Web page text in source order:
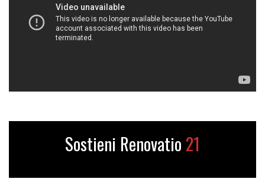
Sostieni Renovatio 21